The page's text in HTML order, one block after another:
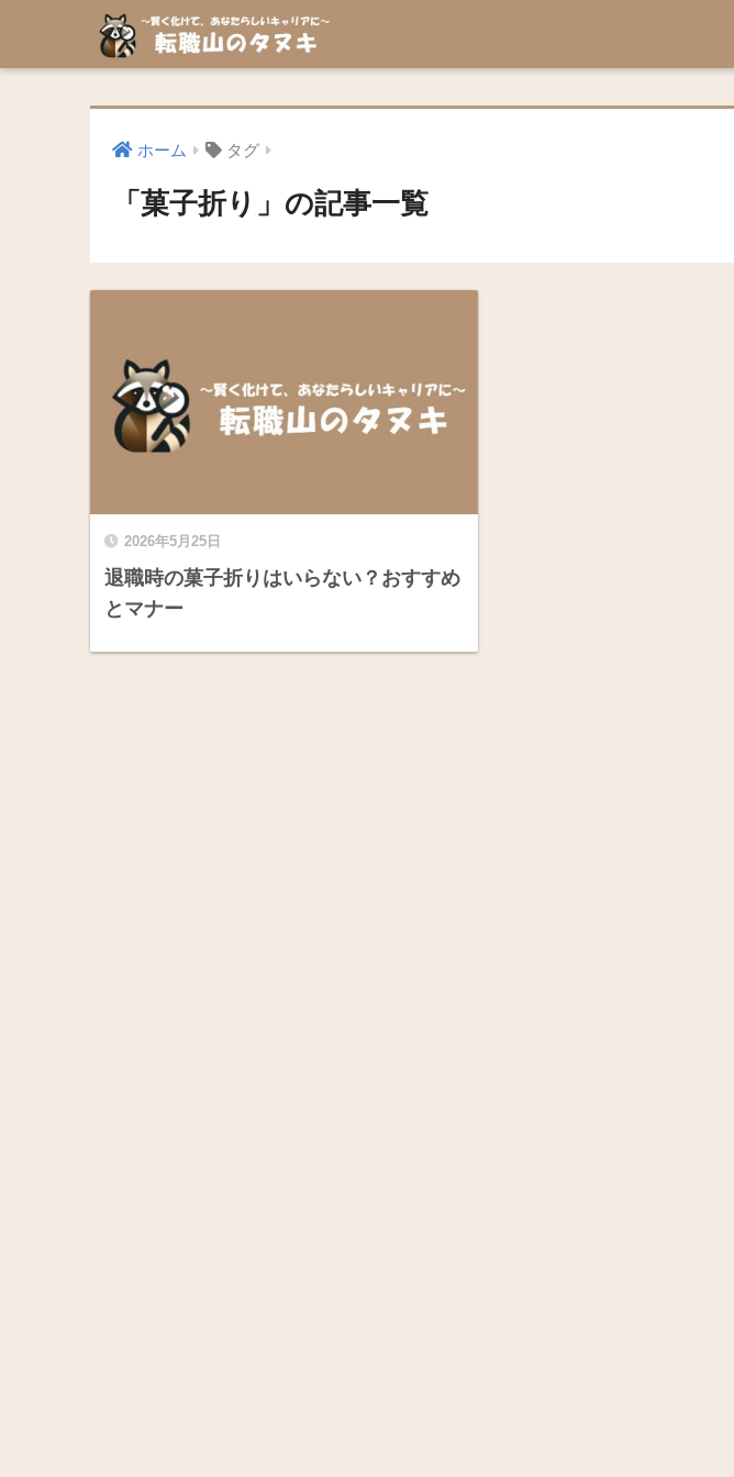
ホーム タグ
「菓子折り」の記事一覧
2026年5月25日
退職時の菓子折りはいらない？おすすめ
とマナー